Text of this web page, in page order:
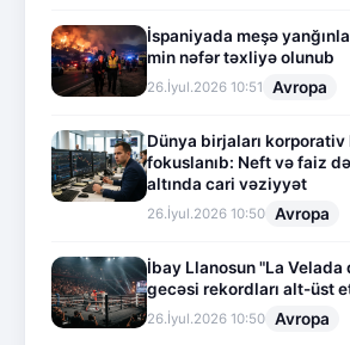
İspaniyada meşə
min nəfər təxliyə olunub
26.İyul.2026 10:51 Avropa
Dünya birjaları
fokuslanıb: Neft və faiz
altında cari vəziyyət
26.İyul.2026 10:50 Avropa
İbay Llanosun "La Velada
gecəsi rekordları alt-üst
26.İyul.2026 10:50 Avropa